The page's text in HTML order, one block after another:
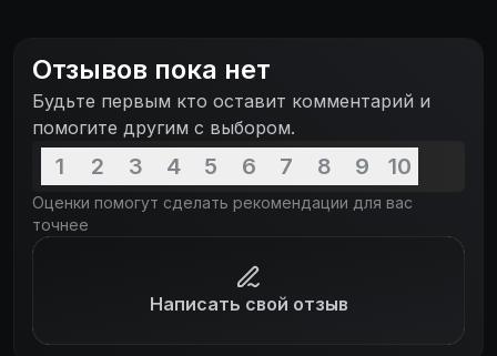
Отзывов пока нет
Будьте первым кто оставит комментарий и
помогите другим с выбором.
1 2 3 4 5 6 7 8 9 10
Оценки помогут сделать рекомендации для вас
точнее
Написать свой отзыв